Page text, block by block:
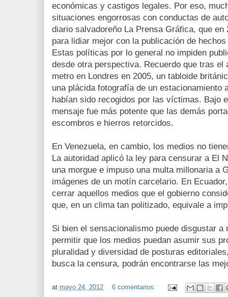
económicas y castigos legales. Por eso,
situaciones engorrosas con conductas de
diario salvadoreño La Prensa Gráfica, que en
para lidiar mejor con la publicación de
Estas políticas por lo general no impiden
desde otra perspectiva. Recuerdo que tras el
metro en Londres en 2005, un tabloide
una plácida fotografía de un estacionamiento
habían sido recogidos por las víctimas. Bajo
mensaje fue más potente que las demás
escombros e hierros retorcidos.
En Venezuela, en cambio, los medios no
La autoridad aplicó la ley para censurar a El
una morgue e impuso una multa millonaria a
imágenes de un motín carcelario. En
cerrar aquellos medios que el gobierno
que, en un clima tan politizado, equivale a
Si bien el sensacionalismo puede disgustar a
permitir que los medios puedan asumir sus
pluralidad y diversidad de posturas
busca la censura, podrán encontrarse las
at mayo 24, 2012 6 comentarios: